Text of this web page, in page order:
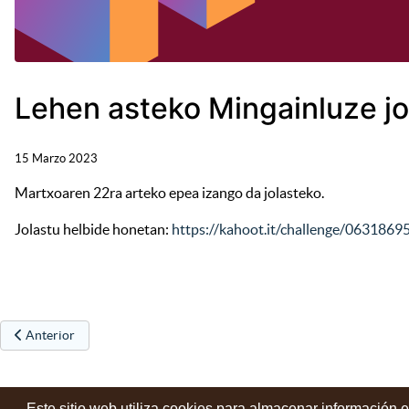
Lehen asteko Mingainluze
15 Marzo 2023
Martxoaren 22ra arteko epea izango da jolasteko.
Jolastu helbide honetan: https://kahoot.it/challenge/
Artículo anterior: PIZTU: Josu Maroto ofrecerá en mayo un curso de
Anterior